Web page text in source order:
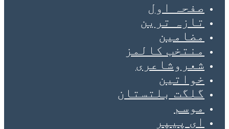
صفحہ اول
تازہ ترین
مضامین
منتخب کالمز
شعروشاعری
خواتین
گلگت بلتستان
موسم
ای پیپر